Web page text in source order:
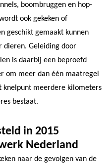
boombruggen en hop-
ook gekeken of
geschikt gemaakt kunnen
dieren. Geleiding door
is daarbij een beproefd
om meer dan één maatregel
knelpunt meerdere kilometers
bestaat.
in 2015
Nederland
naar de gevolgen van de